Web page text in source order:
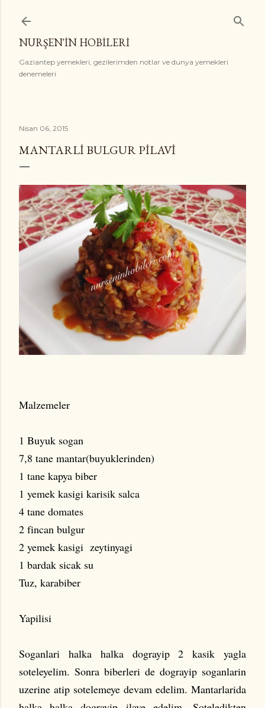
NURŞEN'İN HOBİLERİ
Gaziantep yemekleri, gezilerimden notlar ve dunya yemekleri
denemeleri
Nisan 06, 2015
MANTARLI BULGUR PILAVI
Malzemeler
1 Buyuk sogan
7,8 tane mantar(buyuklerinden)
1 tane kapya biber
1 yemek kasigi karisik salca
4 tane domates
2 fincan bulgur
2 yemek kasigi zeytinyagi
1 bardak sicak su
Tuz, karabiber
Yapilisi
Soganlari halka halka dograyip 2 kasik yagla
soteleyelim. Sonra biberleri de dograyip soganlarin
uzerine atip sotelemeye devam edelim. Mantarlarida